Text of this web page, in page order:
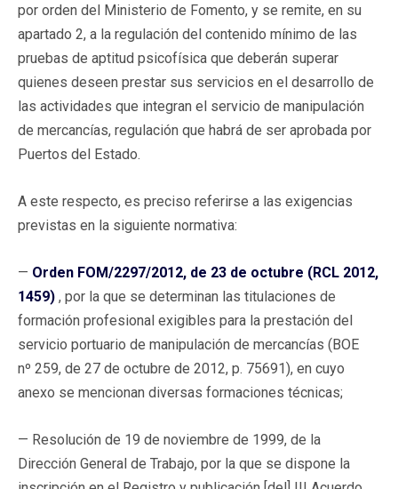
por orden del Ministerio de Fomento, y se remite, en su
apartado 2, a la regulación del contenido mínimo de las
pruebas de aptitud psicofísica que deberán superar
quienes deseen prestar sus servicios en el desarrollo de
las actividades que integran el servicio de manipulación
de mercancías, regulación que habrá de ser aprobada por
Puertos del Estado.
A este respecto, es preciso referirse a las exigencias
previstas en la siguiente normativa:
— Orden FOM/2297/2012, de 23 de octubre (RCL 2012,
1459) , por la que se determinan las titulaciones de
formación profesional exigibles para la prestación del
servicio portuario de manipulación de mercancías (BOE
nº 259, de 27 de octubre de 2012, p. 75691), en cuyo
anexo se mencionan diversas formaciones técnicas;
— Resolución de 19 de noviembre de 1999, de la
Dirección General de Trabajo, por la que se dispone la